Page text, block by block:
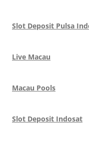
Slot Deposit Pulsa
Live Macau
Macau Pools
Slot Deposit Indosat